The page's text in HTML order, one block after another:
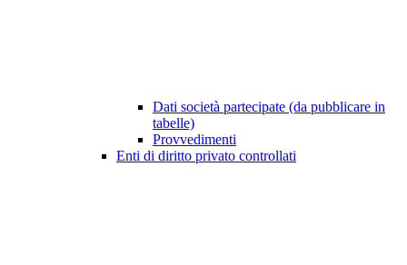
Dati società partecipate (da pubblicare in
tabelle)
Provvedimenti
Enti di diritto privato controllati